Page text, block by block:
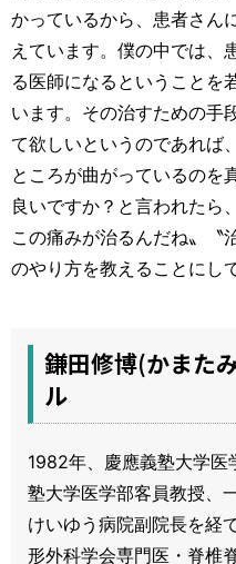
かっているから、患者さん
えています。僕の中では、
る医師になるということを
います。その治すための手
て欲しいというのであれば
ところが曲がっているのを
良いですか？と言われたら
この痛みが治るんだね〟〝
のやり方を教えることにし
鎌田修博(かまた
ル
1982年、慶應義塾大学
塾大学医学部客員教授、
けいゆう病院副院長を経
形外科学会専門医・脊椎